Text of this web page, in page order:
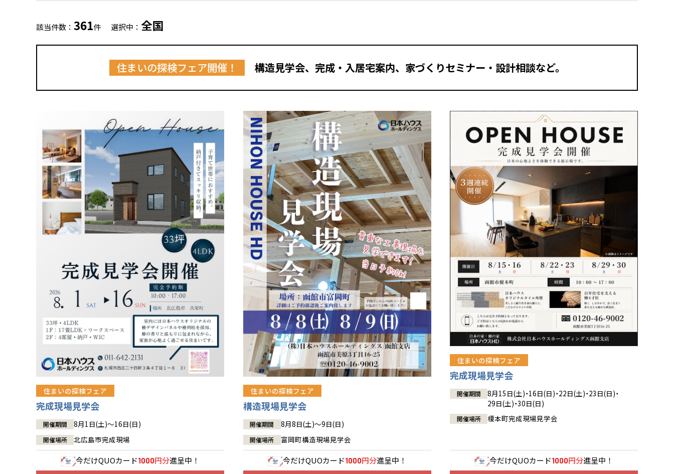
該当件数： 361件 選択中： 全国
住まいの探検フェア開催！ 構造見学会、完成・入居宅案内、家づくりセミナー・設計相談など。
住まいの探検フェア
完成現場見学会
開催期間 8月1日(土)～16日(日)
開催場所 北広島市完成現場
今だけQUOカード1000円分進呈中！
住まいの探検フェア
構造現場見学会
開催期間 8月8日(土)～9日(日)
開催場所 富岡町構造現場見学会
今だけQUOカード1000円分進呈中！
住まいの探検フェア
完成現場見学会
開催期間
8月15日(土)・16日(日)・22日(土)・23日(日)・
29日(土)・30日(日)
開催場所 榎本町完成現場見学会
今だけQUOカード1000円分進呈中！
全国の展示場
北海道
札幌
道央
道北
東北
青森
秋田
宮城
福島
甲信越・北陸
新潟
富山
石川
福井
関東
神奈川
埼玉
千葉
茨城
栃木
群馬
岐阜
静岡
三重
大阪
京都
兵庫
奈良
滋賀
中国・四国
岡山
香川
愛媛
鳥取
九州
福岡
佐賀
熊本
分譲マンション
※現住所のある都道府県以外の建築予定地の方でも
現住所の有るお近くの展示場又は店舗にお問合せください。
移住の計画の方もご相談対応します。お気軽にご相談ください。
お近くのイベント
北海道
札幌
札幌
小樽
道央
苫小牧千歳
小樽
道北
旭川
道南
函館
室蘭
道東
帯広
釧路
東北
青森県
八戸
青森
秋田県
秋田
岩手県
盛岡
北上
山形県
山形
宮城県
仙台
福島県
郡山
福島
いわき
会津
甲信越・北陸
新潟県
新潟
長岡
甲府
長野県
長野
松本
富山県
富山
石川県
金沢
福井県
福井
関東
東京都
世田谷
八王子
神奈川県
横浜
湘南
相模
埼玉県
埼玉
所沢
千葉県
千葉
茨城県
水戸
栃木県
宇都宮
小山
愛知県
名古屋
豊橋
岐阜県
岐阜
静岡県
静岡
浜松
三重県
四日市
大阪府
大阪
京都府
京都
兵庫県
姫路
奈良県
奈良
中国・四国
岡山県
岡山
香川県
高松
愛媛県
九州
福岡県
福岡
佐賀県
佐賀
熊本県
熊本
大分県
大分